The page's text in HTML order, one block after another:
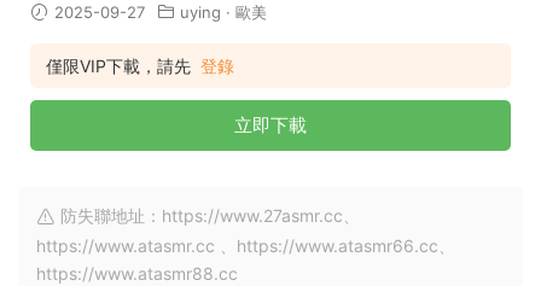
2025-09-27 uying · 歐美
僅限VIP下載，請先 登錄
立即下載
防失聯地址：https://www.27asmr.cc、
https://www.atasmr.cc 、https://www.atasmr66.cc、
https://www.atasmr88.cc